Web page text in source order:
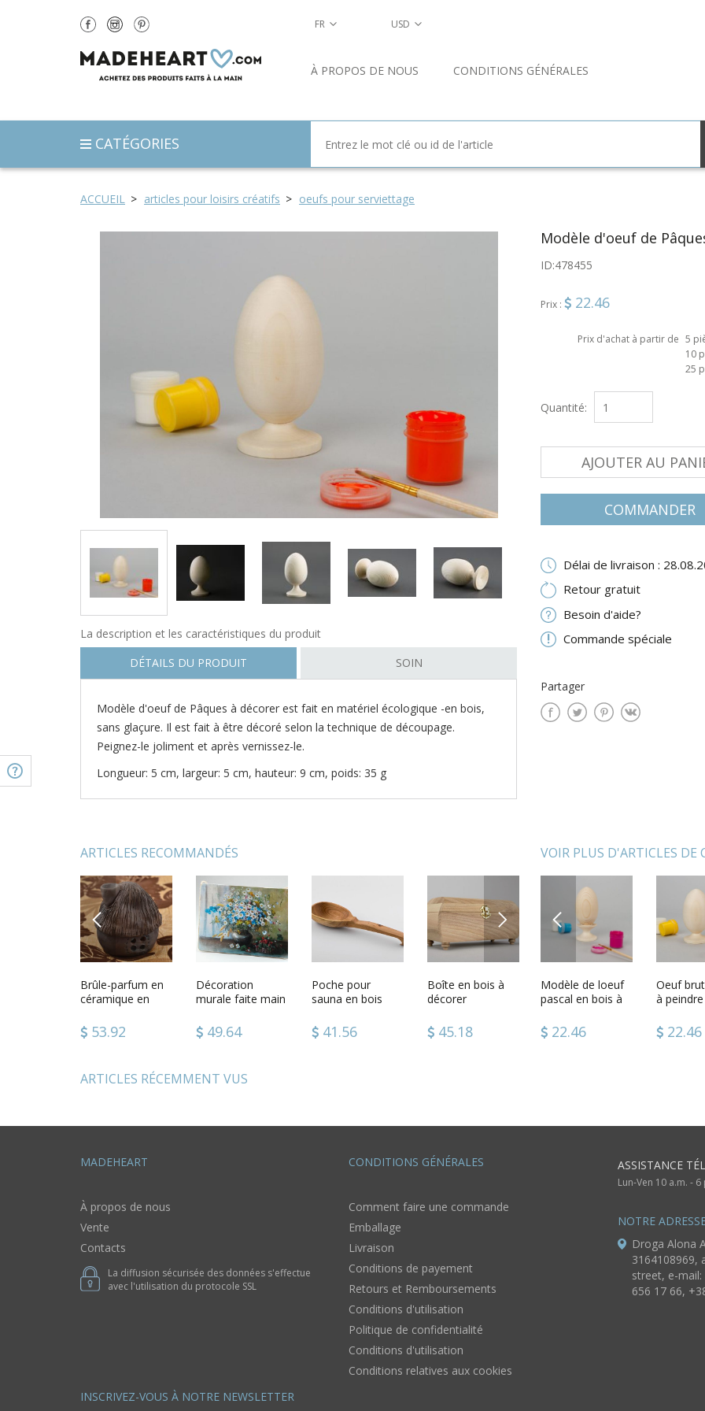
ACCUEIL articles pour loisirs créatifs oeufs pour serviettage
Modèle d'oeuf de
ID:478455
Prix : 22.46
Prix d'achat à partir de 5
10
25
Quantité:
AJOUTER AU
COMMANDER
Délai de livraison :
Retour gratuit
Besoin d'aide?
Commande spéciale
Partager
La description et les caractéristiques du produit
DÉTAILS DU PRODUIT
SOIN
Modèle d'oeuf de Pâques à décorer est fait en matériel écologique -en bois,
sans glaçure. Il est fait à être décoré selon la technique de découpage.
Peignez-le joliment et après vernissez-le.
Longueur: 5 cm, largeur: 5 cm, hauteur: 9 cm, poids: 35 g
ARTICLES RECOMMANDÉS
PREVIOUS
Brûle-parfum en
céramique en
main couleur
brune
53.92
Décoration
murale faite main
bois Cadeau
original Vase de
49.64
Poche pour
sauna en bois
41.56
Boîte en bois à
décorer
45.18
Bonhomme de
neige décoratif en
80.42
Poupée
faite
48.86
NEXT
VOIR PLUS D'ARTICLES DE
PREVIOUS
Modèle doeuf de
Pâques à décorer
22.46
Modèle doeuf de
Pâques à décorer
22.46
Oeuf de Pâques
en bois à décorer
22.46
Oeuf à décorer
pour le
23.78
Modèle de loeuf
pascal en bois à
22.46
Oeuf
à peindre
22.46
ARTICLES RÉCEMMENT VUS
FR USD
À PROPOS DE NOUS CONDITIONS GÉNÉRALES
CATÉGORIES
MADEHEART
À propos de nous
Vente
Contacts
La diffusion sécurisée des données s'effectue
avec l'utilisation du protocole SSL
CONDITIONS GÉNÉRALES
Comment faire une commande
Emballage
Livraison
Conditions de payement
Retours et Remboursements
Conditions d'utilisation
Politique de confidentialité
Conditions d'utilisation
Conditions relatives aux cookies
ASSISTANCE
Lun-Ven 10 a.m. - 6
NOTRE
Droga Alona
3164108969,
street, e-mail:
656 17 66,
INSCRIVEZ-VOUS À NOTRE NEWSLETTER